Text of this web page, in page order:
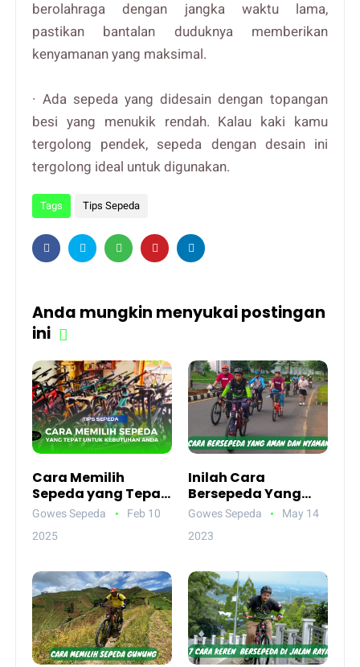
berolahraga dengan jangka waktu lama,
pastikan bantalan duduknya memberikan
kenyamanan yang maksimal.
· Ada sepeda yang didesain dengan topangan
besi yang menukik rendah. Kalau kaki kamu
tergolong pendek, sepeda dengan desain ini
tergolong ideal untuk digunakan.
Tags Tips Sepeda
Anda mungkin menyukai postingan
ini
Cara Memilih
Sepeda yang Tepat
untuk Kebutuhan
Gowes Sepeda
Feb 10
2025
Inilah Cara
Bersepeda Yang
Aman dan Nyaman
Untuk Pemula
Gowes Sepeda
May 14
2023